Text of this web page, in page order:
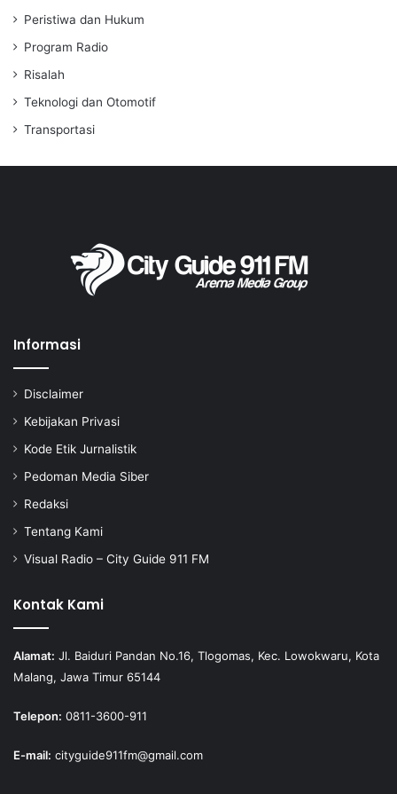
Peristiwa dan Hukum
Program Radio
Risalah
Teknologi dan Otomotif
Transportasi
Informasi
Disclaimer
Kebijakan Privasi
Kode Etik Jurnalistik
Pedoman Media Siber
Redaksi
Tentang Kami
Visual Radio – City Guide 911 FM
Kontak Kami
Alamat: Jl. Baiduri Pandan No.16, Tlogomas, Kec. Lowokwaru, Kota
Malang, Jawa Timur 65144
Telepon: 0811-3600-911
E-mail: cityguide911fm@gmail.com